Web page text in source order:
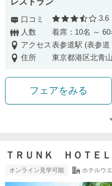
口コミ 口
3.6
人数
着席：10名 ～ 60
アクセス表参道駅 (表参
住所
東京都港区北青
フェアをみる
ＴＲＵＮＫ ＨＯＴＥＬ
オンライン見学可能 ホテルウ